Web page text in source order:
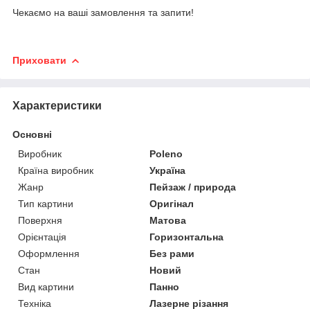
Чекаємо на ваші замовлення та запити!
Приховати
Характеристики
Основні
Виробник
Poleno
Країна виробник
Україна
Жанр
Пейзаж / природа
Тип картини
Оригінал
Поверхня
Матова
Орієнтація
Горизонтальна
Оформлення
Без рами
Стан
Новий
Вид картини
Панно
Техніка
Лазерне різання